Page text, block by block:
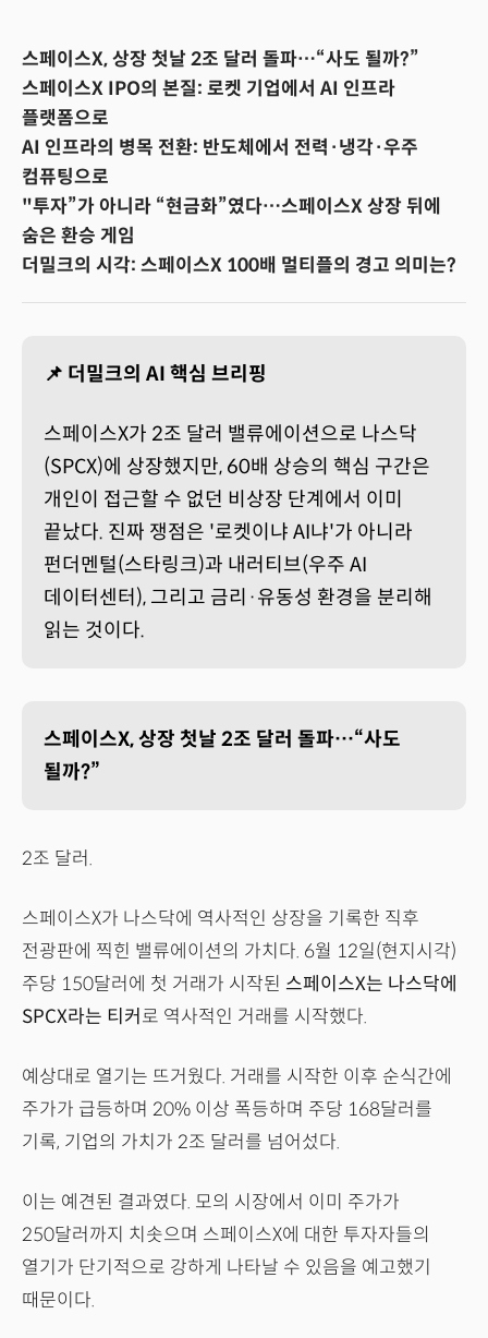
스페이스X, 상장 첫날 2조 달러 돌파…“사도 될까?”
스페이스X IPO의 본질: 로켓 기업에서 AI 인프라
플랫폼으로
AI 인프라의 병목 전환: 반도체에서 전력·냉각·우주
컴퓨팅으로
"투자”가 아니라 “현금화”였다…스페이스X 상장 뒤에
숨은 환승 게임
더밀크의 시각: 스페이스X 100배 멀티플의 경고 의미는?
📌 더밀크의 AI 핵심 브리핑
스페이스X가 2조 달러 밸류에이션으로 나스닥
(SPCX)에 상장했지만, 60배 상승의 핵심 구간은
개인이 접근할 수 없던 비상장 단계에서 이미
끝났다. 진짜 쟁점은 '로켓이냐 AI냐'가 아니라
펀더멘털(스타링크)과 내러티브(우주 AI
데이터센터), 그리고 금리·유동성 환경을 분리해
읽는 것이다.
스페이스X, 상장 첫날 2조 달러 돌파…“사도
될까?”
2조 달러.
스페이스X가 나스닥에 역사적인 상장을 기록한 직후
전광판에 찍힌 밸류에이션의 가치다. 6월 12일(현지시각)
주당 150달러에 첫 거래가 시작된 스페이스X는 나스닥에
SPCX라는 티커 로 역사적인 거래를 시작했다.
예상대로 열기는 뜨거웠다. 거래를 시작한 이후 순식간에
주가가 급등하며 20% 이상 폭등하며 주당 168달러를
기록, 기업의 가치가 2조 달러를 넘어섰다.
이는 예견된 결과였다. 모의 시장에서 이미 주가가
250달러까지 치솟으며 스페이스X에 대한 투자자들의
열기가 단기적으로 강하게 나타날 수 있음을 예고했기
때문이다.